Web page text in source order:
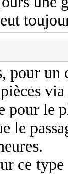
pour
le
le
ce